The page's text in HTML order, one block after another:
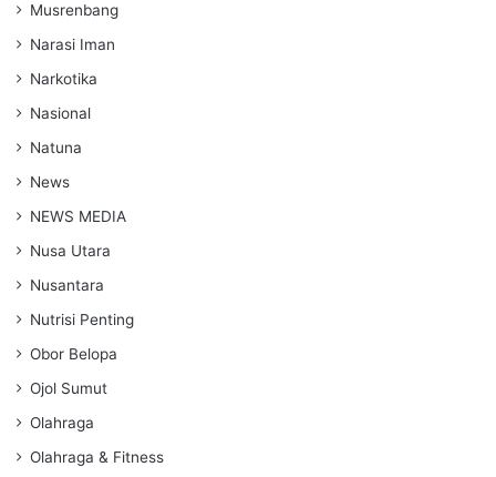
Musrenbang
Narasi Iman
Narkotika
Nasional
Natuna
News
NEWS MEDIA
Nusa Utara
Nusantara
Nutrisi Penting
Obor Belopa
Ojol Sumut
Olahraga
Olahraga & Fitness